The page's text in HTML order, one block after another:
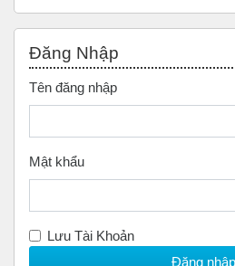
Đăng Nhập
Tên đăng nhập
Mật khẩu
Lưu Tài Khoản